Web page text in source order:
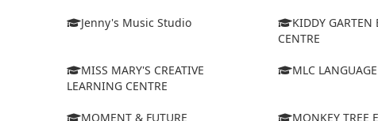
Jenny's Music Studio
KIDDY GARTEN
CENTRE
MISS MARY'S CREATIVE
LEARNING CENTRE
MLC
MOMENT & FUTURE
MONKEY TREE